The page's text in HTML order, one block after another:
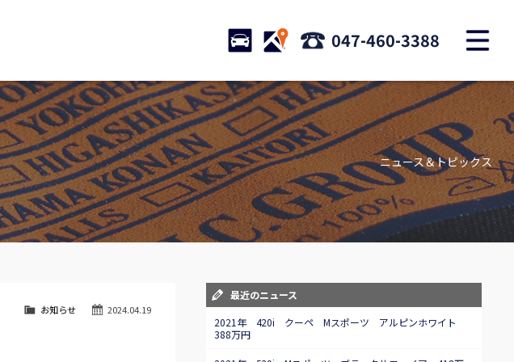
STOCK ACCESS 047-460-3388
目玉車両一覧
Features Stock list
店舗紹介
Shop information
全国納車
Delivery service
お問い合わせ
Contact us
買取無料査定
Trade in
自動車保険
Car insurance
スタッフblog
ニュース＆トピックス
2024.04.19
お知らせ
最近のニュース
2021年 420i クーペ Mスポーツ アルピンホワイト
388万円